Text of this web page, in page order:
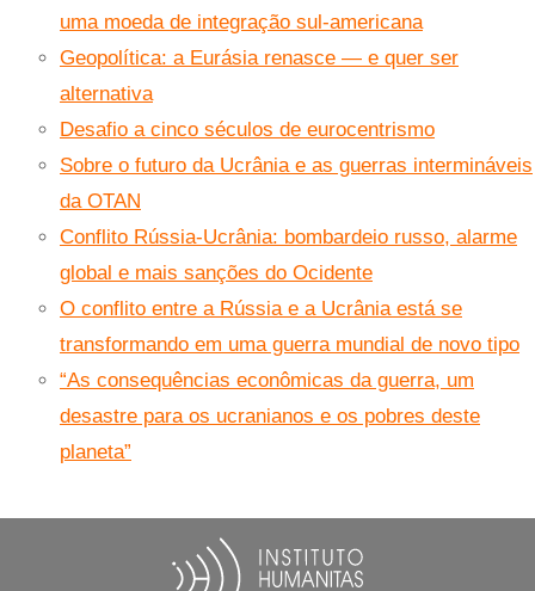
uma moeda de integração sul-americana
Geopolítica: a Eurásia renasce — e quer ser
alternativa
Desafio a cinco séculos de eurocentrismo
Sobre o futuro da Ucrânia e as guerras intermináveis
da OTAN
Conflito Rússia-Ucrânia: bombardeio russo, alarme
global e mais sanções do Ocidente
O conflito entre a Rússia e a Ucrânia está se
transformando em uma guerra mundial de novo tipo
“As consequências econômicas da guerra, um
desastre para os ucranianos e os pobres deste
planeta”